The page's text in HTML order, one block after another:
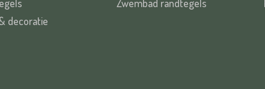
decoratie
Zwembad randtegels